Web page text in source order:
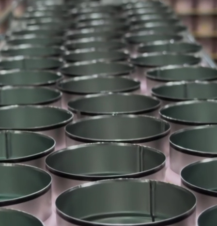
Menu
Winkel
Matcha-ceremonie
Matcha-vanille
Matcha met aardbei
Matcha met kersen
Matcha met witte chocolade
Matcha
Alles bekijken
Essentiële zaken
Matcha-ceremonie-set
Matcha-cadeauset 'Ceremonie met
Cadeaubon
Alles bekijken